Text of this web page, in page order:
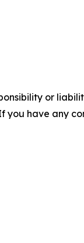
or
you have any